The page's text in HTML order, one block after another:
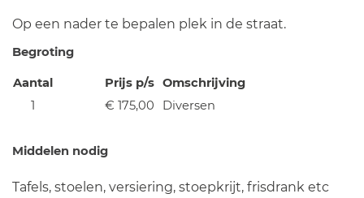
Op een nader te bepalen plek in de straat.
Begroting
Aantal Prijs p/s Omschrijving
1
€ 175,00 Diversen
Middelen nodig
Tafels, stoelen, versiering, stoepkrijt, frisdrank etc